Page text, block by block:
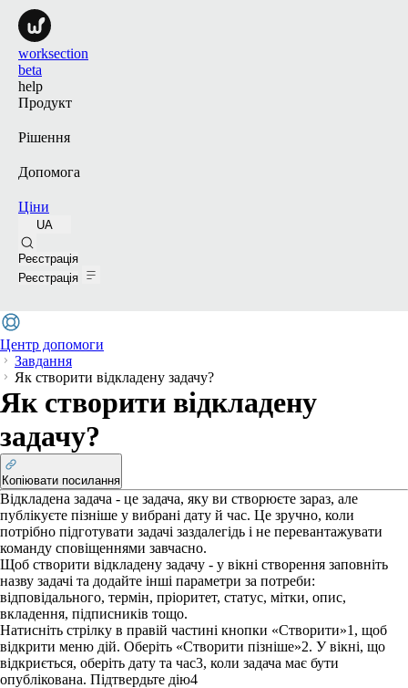
worksection
beta
help
Продукт
Рішення
Допомога
Ціни
UA
Реєстрація
Реєстрація
Центр допомоги
Завдання
Як створити відкладену задачу?
Як створити відкладену
задачу?
Копіювати посилання
Відкладена задача - це задача, яку ви створюєте зараз, але
публікуєте пізніше у вибрані дату й час. Це зручно, коли
потрібно підготувати задачі заздалегідь і не перевантажувати
команду сповіщеннями завчасно.
Щоб створити відкладену задачу - у вікні створення заповніть
назву задачі та додайте інші параметри за потреби:
відповідального, термін, пріоритет, статус, мітки, опис,
вкладення, підписників тощо.
Натисніть стрілку в правій частині кнопки «Створити»1 , щоб
відкрити меню дій. Оберіть «Створити пізніше»2. У вікні, що
відкриється, оберіть дату та час3, коли задача має бути
опублікована. Підтвердьте дію4